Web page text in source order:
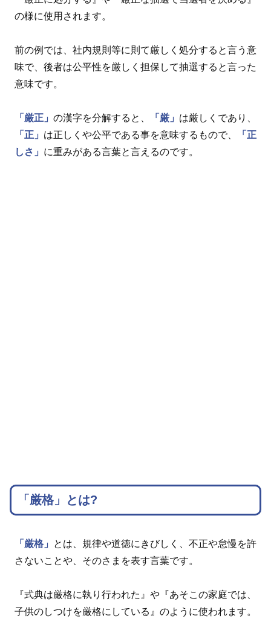
の様に使用されます。
前の例では、社内規則等に則て厳しく処分すると言う意
味で、後者は公平性を厳しく担保して抽選すると言った
意味です。
「厳正」 の漢字を分解すると、 「厳」 は厳しくであり、
「正」 は正しくや公平である事を意味するもので、
「正
しさ」 に重みがある言葉と言えるのです。
「厳格」とは?
「厳格」
とは、規律や道徳にきびしく、不正や怠慢を許
さないことや、そのさまを表す言葉です。
『式典は厳格に執り行われた』や『あそこの家庭では、
子供のしつけを厳格にしている』のように使われます。